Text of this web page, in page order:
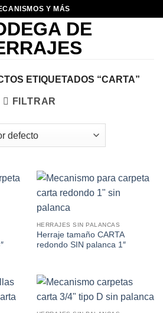
Y MÁS
ETIQUETADOS “CARTA”
FILTRAR
HERRAJES SIN PALANCAS
Herraje tamaño CARTA
redondo SIN palanca 1″